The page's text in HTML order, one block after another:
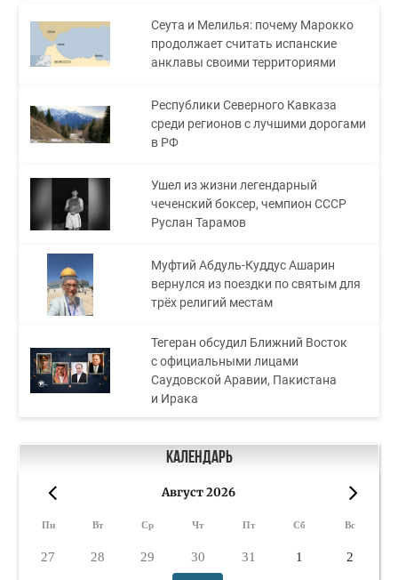
Сеута и Мелилья: почему Марокко
продолжает считать испанские
анклавы своими территориями
Республики Северного Кавказа
среди регионов с лучшими дорогами
в РФ
Ушел из жизни легендарный
чеченский боксер, чемпион СССР
Руслан Тарамов
Муфтий Абдуль-Куддус Ашарин
вернулся из поездки по святым для
трёх религий местам
Тегеран обсудил Ближний Восток
с официальными лицами
Саудовской Аравии, Пакистана
и Ирака
Календарь
Август 2026
Пн Вт Ср Чт Пт Сб Вс
27 28 29 30 31 1 2